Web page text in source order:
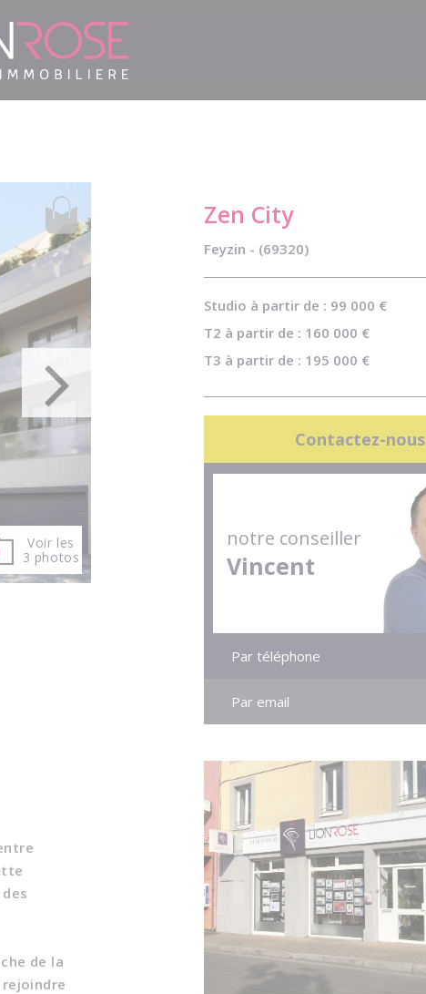
Zen City
Feyzin - (69320)
Studio à partir de : 99 000 €
T2 à partir de : 160 000 €
T3 à partir de : 195 000 €
Contactez-nous
notre conseiller
Vincent
Par téléphone
Par email
Voir les
3 photos
de la